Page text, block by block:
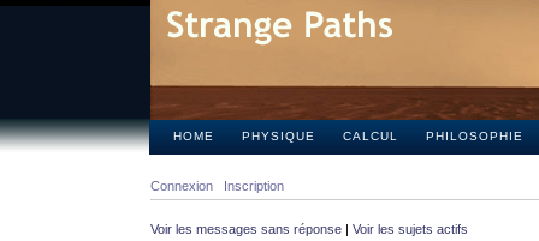
HOME PHYSIQUE CALCUL PHILOSOPHIE
Connexion Inscription
Voir les messages sans réponse | Voir les sujets actifs